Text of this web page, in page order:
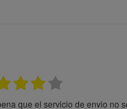
que el servicio de envio no